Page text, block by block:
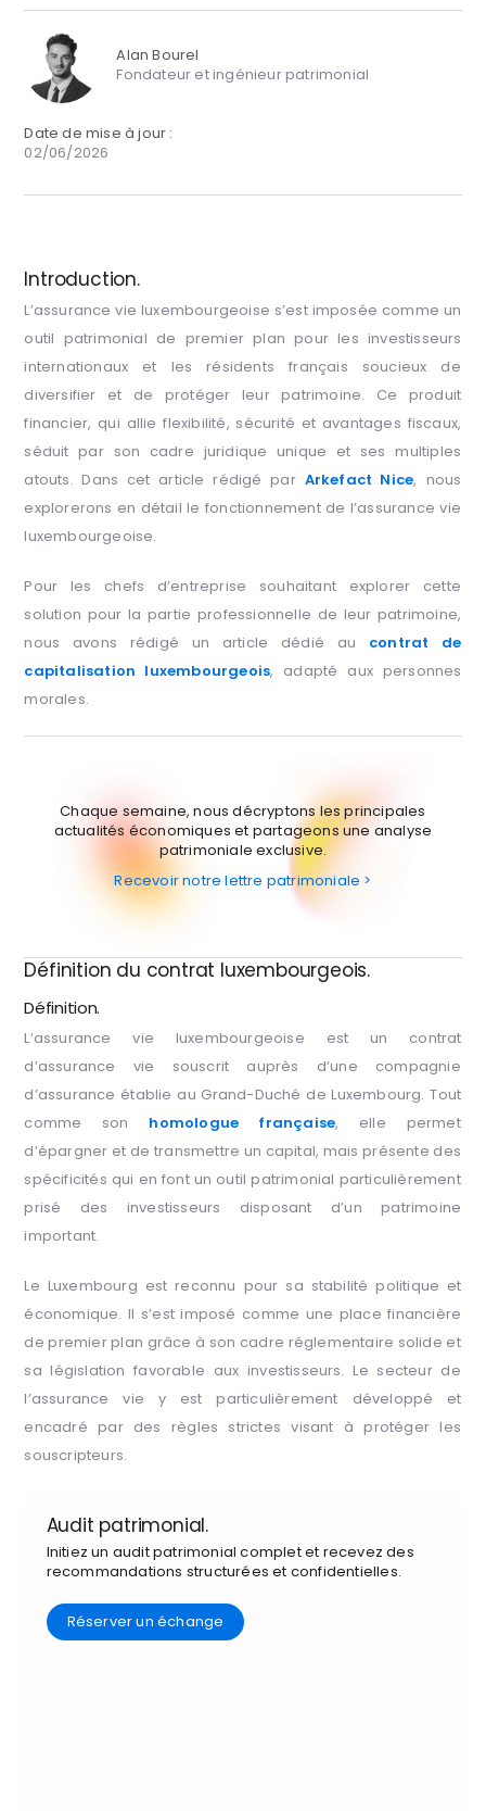
Alan Bourel
Fondateur et ingénieur patrimonial
Date de mise à jour :
02/06/2026
Introduction.
L’assurance vie luxembourgeoise s’est imposée comme un
outil patrimonial de premier plan pour les investisseurs
internationaux et les résidents français soucieux de
diversifier et de protéger leur patrimoine. Ce produit
financier, qui allie flexibilité, sécurité et avantages fiscaux,
séduit par son cadre juridique unique et ses multiples
atouts. Dans cet article rédigé par Arkefact Nice, nous
explorerons en détail le fonctionnement de l’assurance vie
luxembourgeoise.
Pour les chefs d’entreprise souhaitant explorer cette
solution pour la partie professionnelle de leur patrimoine,
nous avons rédigé un article dédié au contrat de
capitalisation luxembourgeois, adapté aux personnes
morales.
Chaque semaine, nous décryptons les principales
actualités économiques et partageons une analyse
patrimoniale exclusive.
Recevoir notre lettre patrimoniale >
Définition du contrat luxembourgeois.
Définition.
L’assurance vie luxembourgeoise est un contrat
d’assurance vie souscrit auprès d’une compagnie
d’assurance établie au Grand-Duché de Luxembourg. Tout
comme son homologue française, elle permet
d’épargner et de transmettre un capital, mais présente des
spécificités qui en font un outil patrimonial particulièrement
prisé des investisseurs disposant d’un patrimoine
important.
Le Luxembourg est reconnu pour sa stabilité politique et
économique. Il s’est imposé comme une place financière
de premier plan grâce à son cadre réglementaire solide et
sa législation favorable aux investisseurs. Le secteur de
l’assurance vie y est particulièrement développé et
encadré par des règles strictes visant à protéger les
souscripteurs.
Audit patrimonial.
Initiez un audit patrimonial complet et recevez des
recommandations structurées et confidentielles.
Réserver un échange